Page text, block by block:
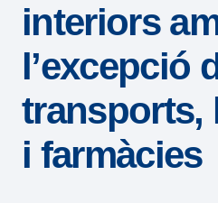
interiors
l’excepció
transports,
i farmàcies